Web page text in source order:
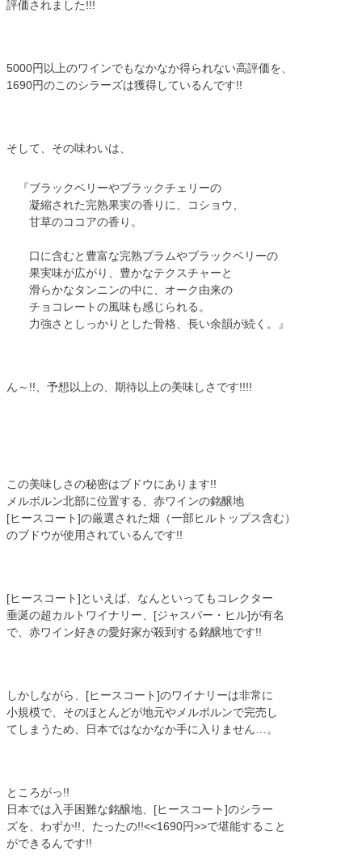
評価されました!!!
5000円以上のワインでもなかなか得られない高評価を、
1690円のこのシラーズは獲得しているんです!!
そして、その味わいは、
『ブラックベリーやブラックチェリーの
凝縮された完熟果実の香りに、コショウ、
甘草のココアの香り。
口に含むと豊富な完熟プラムやブラックベリーの
果実味が広がり、豊かなテクスチャーと
滑らかなタンニンの中に、オーク由来の
チョコレートの風味も感じられる。
力強さとしっかりとした骨格、長い余韻が続く。』
ん～!!、予想以上の、期待以上の美味しさです!!!!
この美味しさの秘密はブドウにあります!!
メルボルン北部に位置する、赤ワインの銘醸地
[ヒースコート]の厳選された畑（一部ヒルトップス含む）
のブドウが使用されているんです!!
[ヒースコート]といえば、なんといってもコレクター
垂涎の超カルトワイナリー、[ジャスパー・ヒル]が有名
で、赤ワイン好きの愛好家が殺到する銘醸地です!!
しかしながら、[ヒースコート]のワイナリーは非常に
小規模で、そのほとんどが地元やメルボルンで完売し
てしまうため、日本ではなかなか手に入りません…。
ところがっ!!
日本では入手困難な銘醸地、[ヒースコート]のシラー
ズを、わずか!!、たったの!!<<1690円>>で堪能すること
ができるんです!!